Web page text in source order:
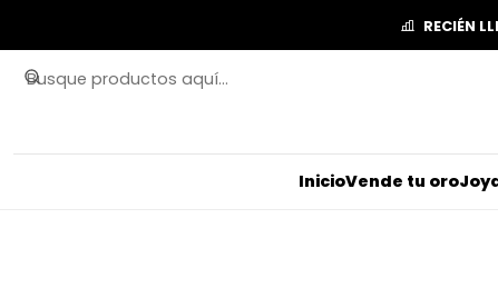
InicioVende tu oro
RECIÉN